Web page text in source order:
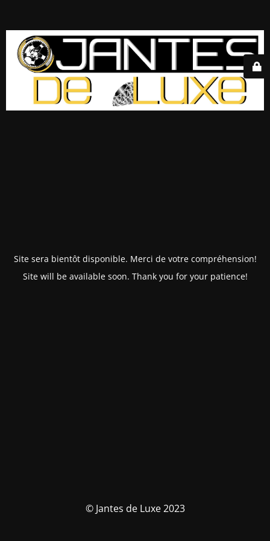
Site sera bientôt disponible. Merci de votre compréhension!
Site will be available soon. Thank you for your patience!
© Jantes de Luxe 2023